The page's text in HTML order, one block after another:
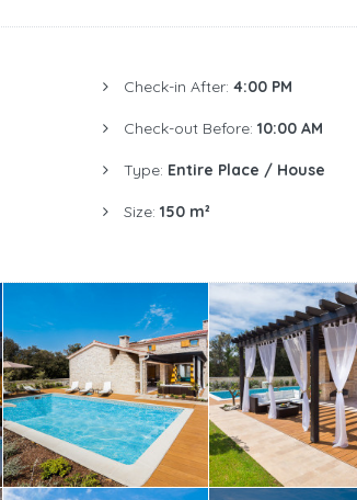
Check-in After: 4:00 PM
Check-out Before: 10:00 AM
Type: Entire Place / House
Size: 150 m²